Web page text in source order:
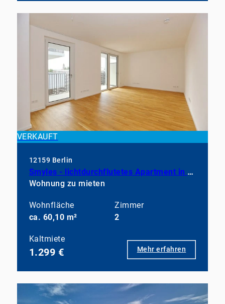
VERKAUFT
12159 Berlin
Smyles - lichtdurchflutetes Apartment in neuwertigem Zustand
Wohnung zu mieten
Wohnfläche
ca. 60,10 m²
Zimmer
2
Kaltmiete
1.299 € Mehr erfahren